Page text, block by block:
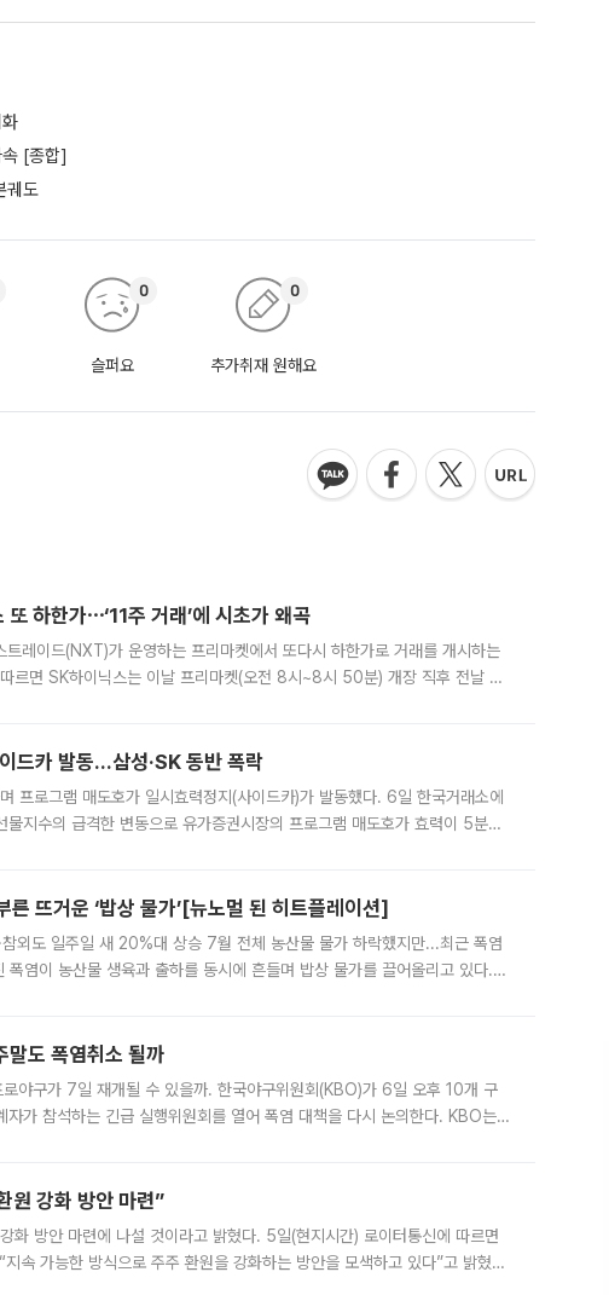
[종합]
궤도
슬퍼요
0
추가취재 원해요
0
하한가⋯‘11주 거래’에 시초가 왜곡
레이드(NXT)가 운영하는 프리마켓에서 또다시 하한가로 거래를 개시하는
르면 SK하이닉스는 이날 프리마켓(오전 8시~8시 50분) 개장 직후 전날 정
드카 발동…삼성·SK 동반 폭락
프로그램 매도호가 일시효력정지(사이드카)가 발동했다. 6일 한국거래소에
지수의 급격한 변동으로 유가증권시장의 프로그램 매도호가 효력이 5분간
뜨거운 ‘밥상 물가’[뉴노멀 된 히트플레이션]
외도 일주일 새 20%대 상승 7월 전체 농산물 물가 하락했지만...최근 폭염
염이 농산물 생육과 출하를 동시에 흔들며 밥상 물가를 끌어올리고 있다.
말도 폭염취소 될까
야구가 7일 재개될 수 있을까. 한국야구위원회(KBO)가 6일 오후 10개 구
자가 참석하는 긴급 실행위원회를 열어 폭염 대책을 다시 논의한다. KBO는
원 강화 방안 마련”
설 것이라고 밝혔다. 5일(현지시간) 로이터통신에 따르면
속 가능한 방식으로 주주 환원을 강화하는 방안을 모색하고 있다”고 밝혔다.